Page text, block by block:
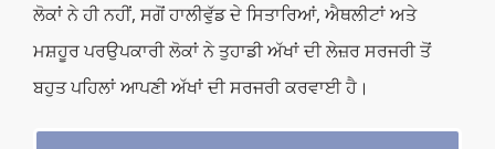
ਲੋਕਾਂ ਨੇ ਹੀ ਨਹੀਂ, ਸਗੋਂ ਹਾਲੀਵੁੱਡ ਦੇ ਸਿਤਾਰਿਆਂ, ਐਥਲੀਟਾਂ ਅਤੇ
ਮਸ਼ਹੂਰ ਪਰਉਪਕਾਰੀ ਲੋਕਾਂ ਨੇ ਤੁਹਾਡੀ ਅੱਖਾਂ ਦੀ ਲੇਜ਼ਰ ਸਰਜਰੀ ਤੋਂ
ਬਹੁਤ ਪਹਿਲਾਂ ਆਪਣੀ ਅੱਖਾਂ ਦੀ ਸਰਜਰੀ ਕਰਵਾਈ ਹੈ।